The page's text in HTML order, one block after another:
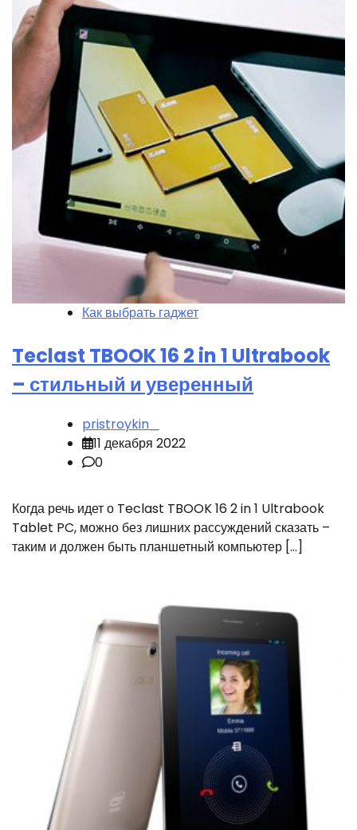
Как выбрать гаджет
Teclast TBOOK 16 2 in 1 Ultrabook
– стильный и уверенный
pristroykin_
11 декабря 2022
0
Когда речь идет о Teclast TBOOK 16 2 in 1 Ultrabook
Tablet PC, можно без лишних рассуждений сказать –
таким и должен быть планшетный компьютер […]